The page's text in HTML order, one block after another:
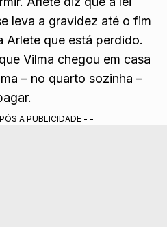
casa de Pedro. Ele diz
Arlete diz que a lei
leva a gravidez até o fim
Arlete que está perdido.
Vilma chegou em casa
– no quarto sozinha –